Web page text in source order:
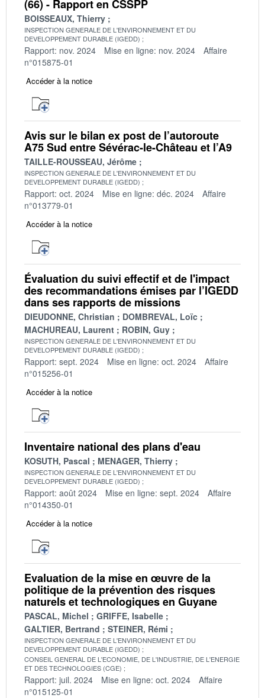
(66) - Rapport en CSSPP
BOISSEAUX, Thierry
INSPECTION GENERALE DE L'ENVIRONNEMENT ET DU
DEVELOPPEMENT DURABLE (IGEDD)
Rapport: nov. 2024 Mise en ligne: nov. 2024
Affaire
n°015875-01
Accéder à la notice
Avis sur le bilan ex post de l’autoroute
A75 Sud entre Sévérac-le-Château et l’A9
TAILLE-ROUSSEAU, Jérôme
INSPECTION GENERALE DE L'ENVIRONNEMENT ET DU
DEVELOPPEMENT DURABLE (IGEDD)
Rapport: oct. 2024 Mise en ligne: déc. 2024
Affaire
n°013779-01
Accéder à la notice
Évaluation du suivi effectif et de l'impact
des recommandations émises par l’IGEDD
dans ses rapports de missions
DIEUDONNE, Christian
DOMBREVAL, Loïc
MACHUREAU, Laurent
ROBIN, Guy
INSPECTION GENERALE DE L'ENVIRONNEMENT ET DU
DEVELOPPEMENT DURABLE (IGEDD)
Rapport: sept. 2024 Mise en ligne: oct. 2024
Affaire
n°015256-01
Accéder à la notice
Inventaire national des plans d'eau
KOSUTH, Pascal MENAGER, Thierry
INSPECTION GENERALE DE L'ENVIRONNEMENT ET DU
DEVELOPPEMENT DURABLE (IGEDD)
Rapport: août 2024 Mise en ligne: sept. 2024
Affaire
n°014350-01
Accéder à la notice
Evaluation de la mise en œuvre de la
politique de la prévention des risques
naturels et technologiques en Guyane
PASCAL, Michel
GRIFFE, Isabelle
GALTIER, Bertrand
STEINER, Rémi
INSPECTION GENERALE DE L'ENVIRONNEMENT ET DU
DEVELOPPEMENT DURABLE (IGEDD)
CONSEIL GENERAL DE L'ECONOMIE, DE L'INDUSTRIE, DE L'ENERGIE
ET DES TECHNOLOGIES (CGE)
Rapport: juil. 2024 Mise en ligne: oct. 2024
Affaire
n°015125-01